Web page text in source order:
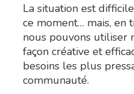
La situation est
ce moment… mais, en
nous pouvons utiliser
façon créative et
besoins les plus
communauté.